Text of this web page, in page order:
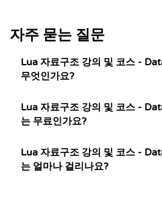
자주 묻는 질문
Lua 자료구조 강의 및 코스 -
무엇인가요?
Lua 자료구조 강의 및 코스 -
는 무료인가요?
Lua 자료구조 강의 및 코스 -
는 얼마나 걸리나요?